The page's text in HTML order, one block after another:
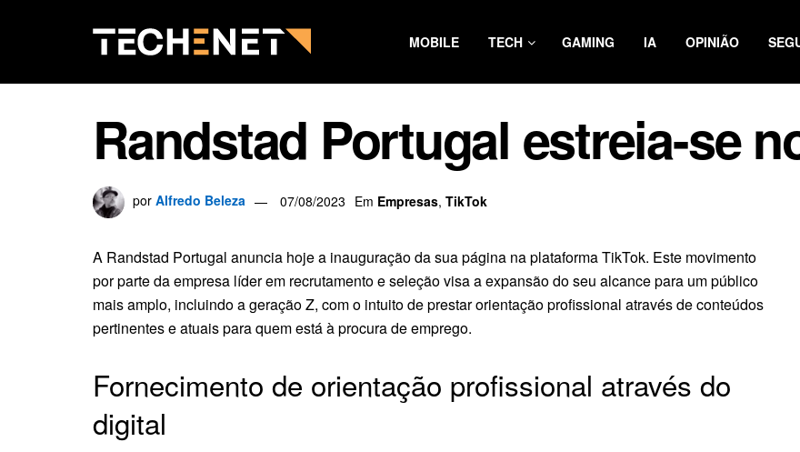
MOBILE TECH GAMING IA OPINIÃO
Randstad Portugal estreia-se
por Alfredo Beleza 07/08/2023 Em Empresas, TikTok
A Randstad Portugal anuncia hoje a inauguração da sua página na plataforma TikTok. Este movimento
por parte da empresa líder em recrutamento e seleção visa a expansão do seu alcance para um público
mais amplo, incluindo a geração Z, com o intuito de prestar orientação profissional através de conteúdos
pertinentes e atuais para quem está à procura de emprego.
Fornecimento de orientação profissional através do
digital